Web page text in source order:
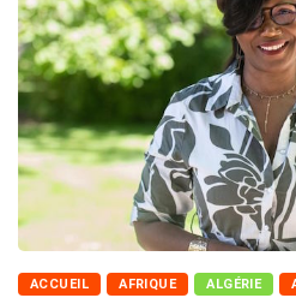
ACCUEIL AFRIQUE ALGÉRIE